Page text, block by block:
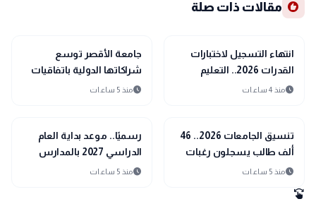
recommend مقالات ذات صلة
school
مدارس وجامعات
انتهاء التسجيل لاختبارات
القدرات 2026.. التعليم
العالي تغلق باب التقديم
scheduleمنذ 4 ساعات
school
مدارس وجامعات
جامعة الأقصر توسع
شراكاتها الدولية باتفاقيات
أكاديمية مع نيجيريا وتركيا
scheduleمنذ 5 ساعات
school
مدارس وجامعات
تنسيق الجامعات 2026.. 46
ألف طالب يسجلون رغبات
المرحلة الأولى حتى الآن
scheduleمنذ 5 ساعات
school
مدارس وجامعات
رسميًا.. موعد بداية العام
الدراسي 2027 بالمدارس
والجامعات والخريطة الزمنية
scheduleمنذ 5 ساعات
swipe